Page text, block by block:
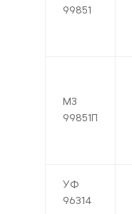
99851
МЗ
99851П
УФ
96314